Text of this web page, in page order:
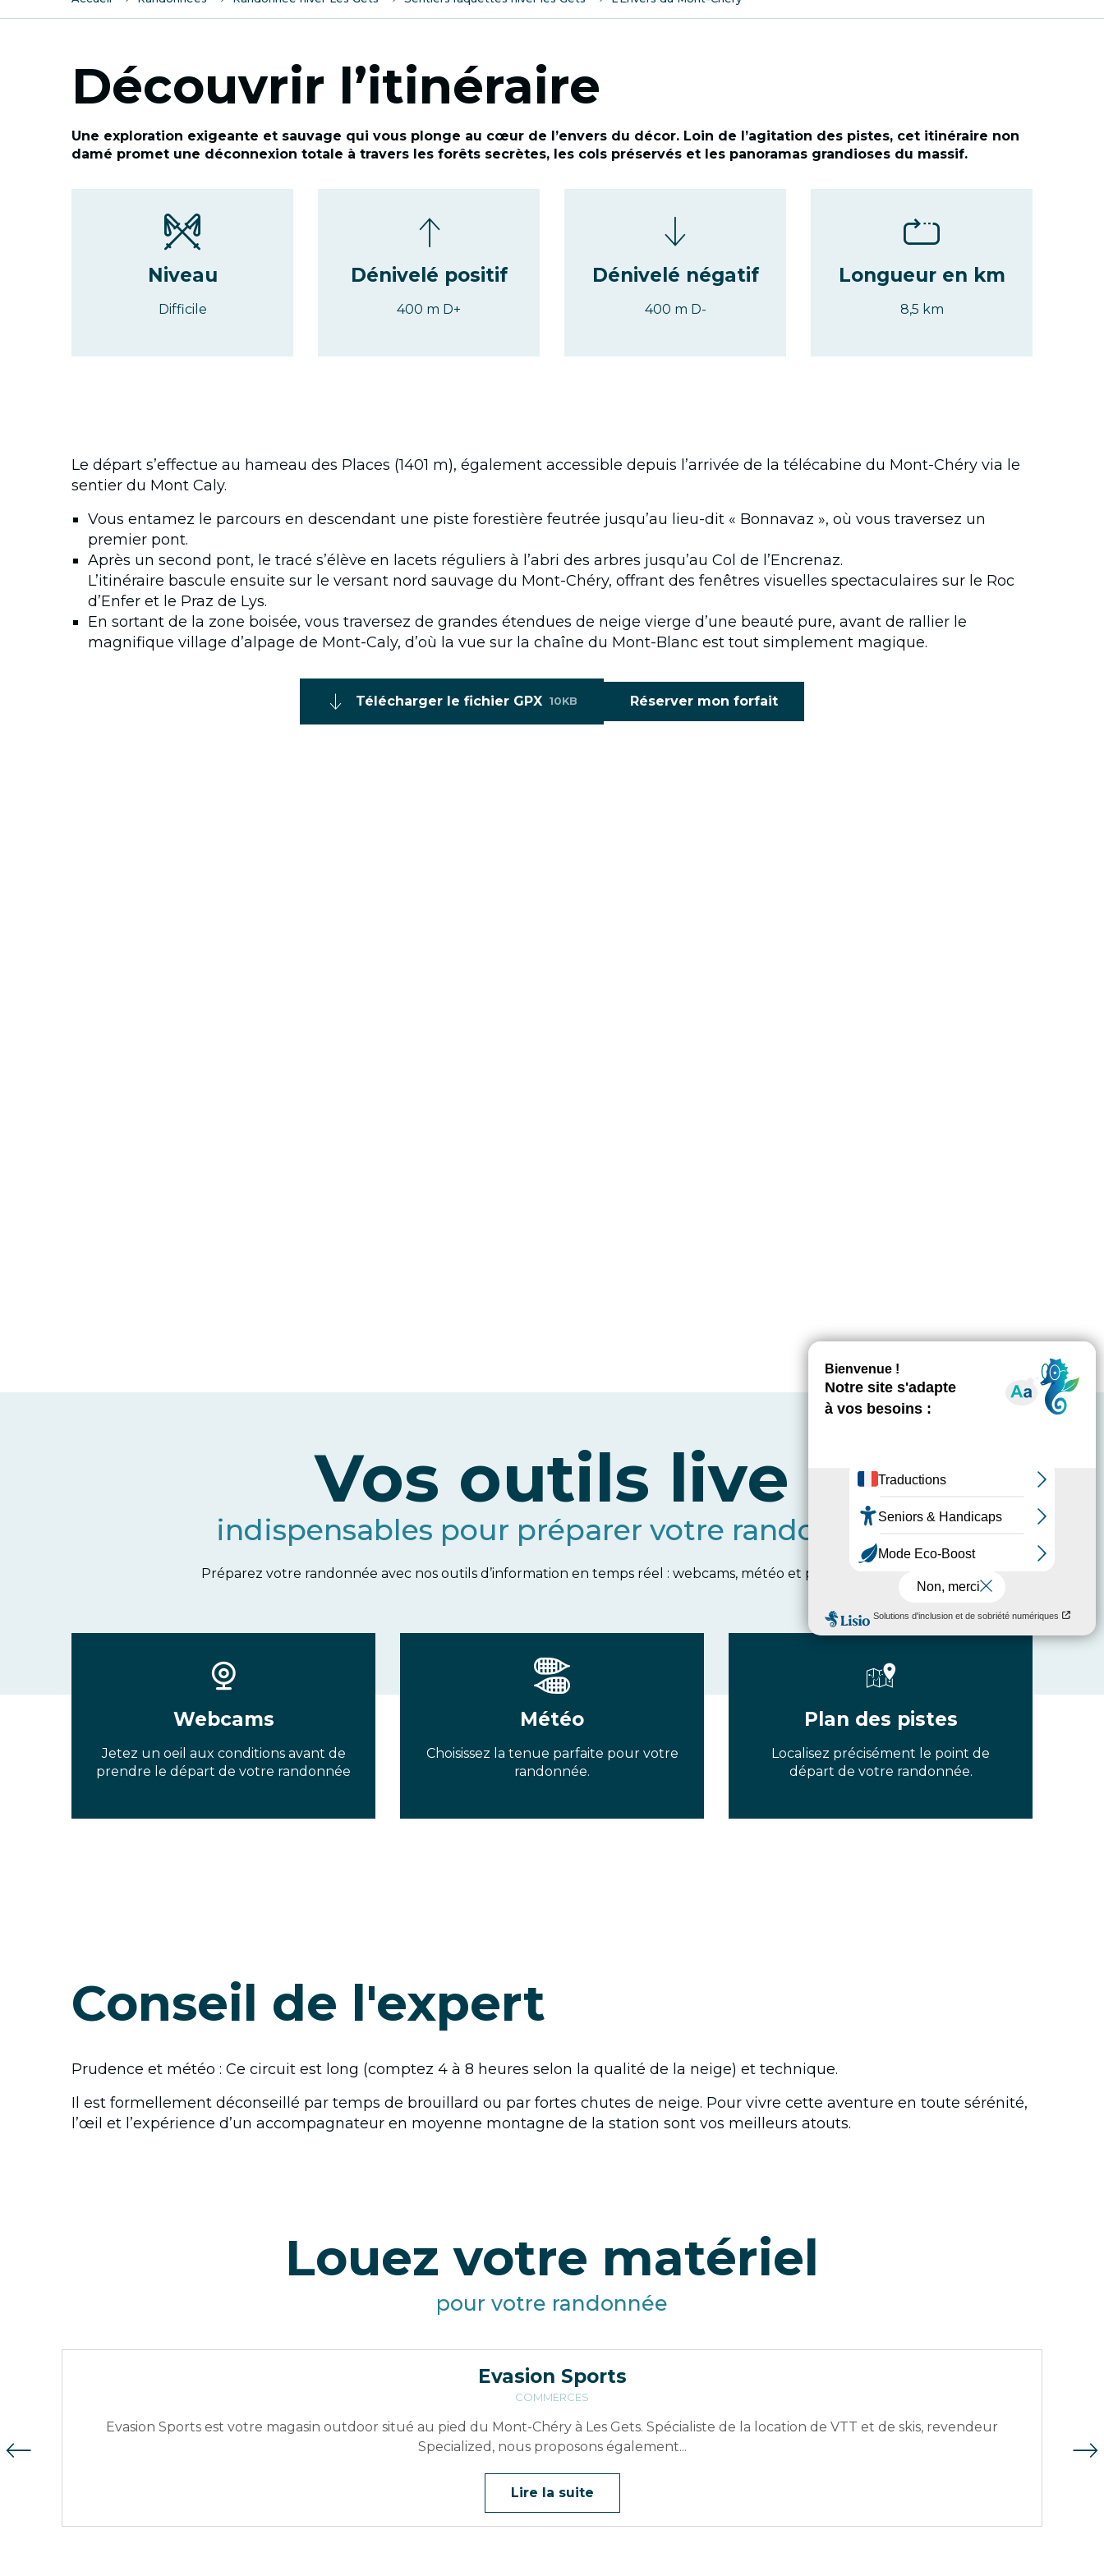
Découvrir l’itinéraire
Une exploration exigeante et sauvage qui vous plonge au cœur de l’envers du décor. Loin de l’agitation des pistes, cet itinéraire non
damé promet une déconnexion totale à travers les forêts secrètes, les cols préservés et les panoramas grandioses du massif.
Niveau
Difficile
Dénivelé positif
400 m D+
Dénivelé négatif
400 m D-
Longueur en km
8,5 km
Le départ s’effectue au hameau des Places (1401 m), également accessible depuis l’arrivée de la télécabine du Mont-Chéry via le
sentier du Mont Caly.
Vous entamez le parcours en descendant une piste forestière feutrée jusqu’au lieu-dit « Bonnavaz », où vous traversez un
premier pont.
Après un second pont, le tracé s’élève en lacets réguliers à l’abri des arbres jusqu’au Col de l’Encrenaz.
L’itinéraire bascule ensuite sur le versant nord sauvage du Mont-Chéry, offrant des fenêtres visuelles spectaculaires sur le Roc
d’Enfer et le Praz de Lys.
En sortant de la zone boisée, vous traversez de grandes étendues de neige vierge d’une beauté pure, avant de rallier le
magnifique village d’alpage de Mont-Caly, d’où la vue sur la chaîne du Mont-Blanc est tout simplement magique.
Télécharger le fichier GPX 10KB Réserver mon forfait
Vos outils live
indispensables pour préparer votre randonnée
Préparez votre randonnée avec nos outils d’information en temps réel : webcams, météo et plan des pistes.
Webcams
Jetez un oeil aux conditions avant de
prendre le départ de votre randonnée
Météo
Choisissez la tenue parfaite pour votre
randonnée.
Plan des pistes
Localisez précisément le point de
départ de votre randonnée.
Conseil de l'expert
Prudence et météo : Ce circuit est long (comptez 4 à 8 heures selon la qualité de la neige) et technique.
Il est formellement déconseillé par temps de brouillard ou par fortes chutes de neige. Pour vivre cette aventure en toute sérénité,
l’œil et l’expérience d’un accompagnateur en moyenne montagne de la station sont vos meilleurs atouts.
Louez votre matériel
pour votre randonnée
Evasion Sports
COMMERCES
Evasion Sports est votre magasin outdoor situé au pied du Mont-Chéry à Les Gets. Spécialiste de la location de VTT et de skis, revendeur
Specialized, nous proposons également...
Lire la suite